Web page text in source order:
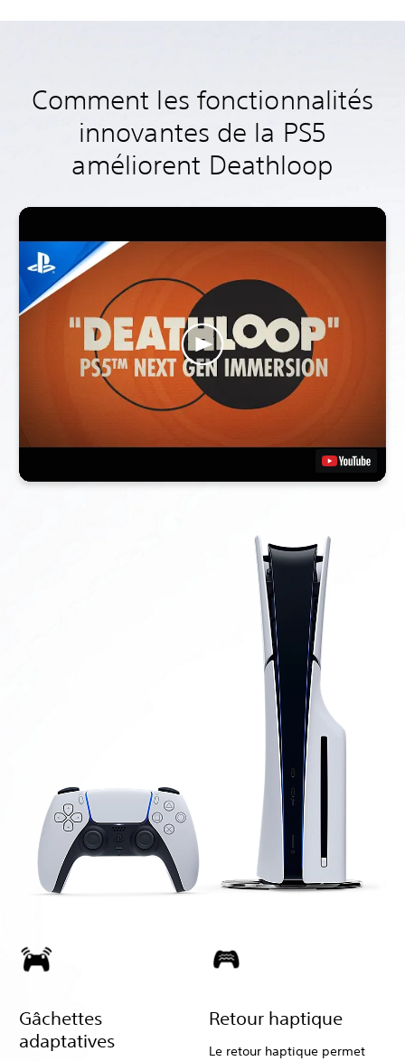
Comment les fonctionnalités
innovantes de la PS5
améliorent Deathloop
Gâchettes
adaptatives
Retour haptique
Le retour haptique permet